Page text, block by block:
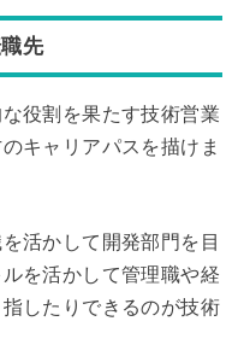
先
役割を果たす技術営業
キャリアパスを描けま
活かして開発部門を目
を活かして管理職や経
したりできるのが技術